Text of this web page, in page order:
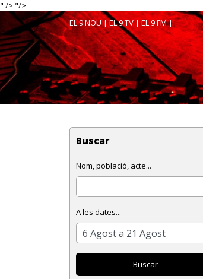
" /> "/>
EL 9 NOU|EL 9 TV |EL 9 FM|
Buscar
Nom, població, acte...
A les dates...